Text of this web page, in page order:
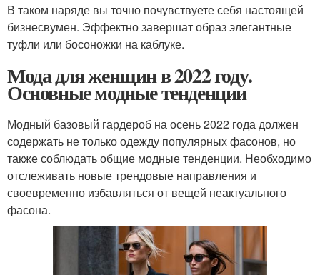
В таком наряде вы точно почувствуете себя настоящей
бизнесвумен. Эффектно завершат образ элегантные
туфли или босоножки на каблуке.
Мода для женщин в 2022 году.
Основные модные тенденции
Модный базовый гардероб на осень 2022 года должен
содержать не только одежду популярных фасонов, но
также соблюдать общие модные тенденции. Необходимо
отслеживать новые трендовые направления и
своевременно избавляться от вещей неактуального
фасона.